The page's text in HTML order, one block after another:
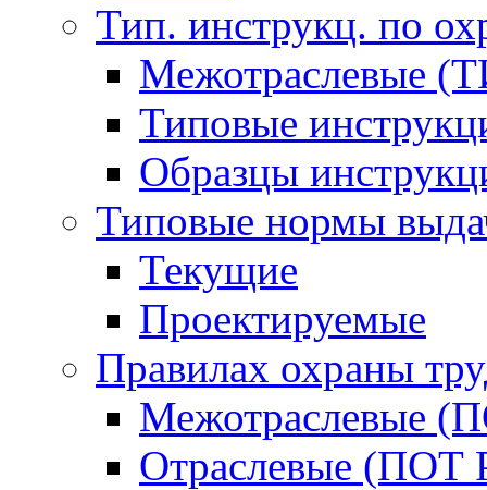
Тип. инструкц. по
Межотраслевые
Типовые
Образцы
Типовые нормы
Текущие
Проектируемые
Правилах охраны
Межотраслевые
Отраслевые (ПОТ